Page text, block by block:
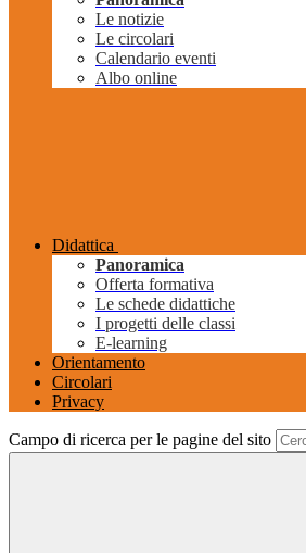
Le notizie
Le circolari
Calendario eventi
Albo online
Didattica
Panoramica
Offerta formativa
Le schede didattiche
I progetti delle classi
E-learning
Orientamento
Circolari
Privacy
Campo di ricerca per le pagine del sito